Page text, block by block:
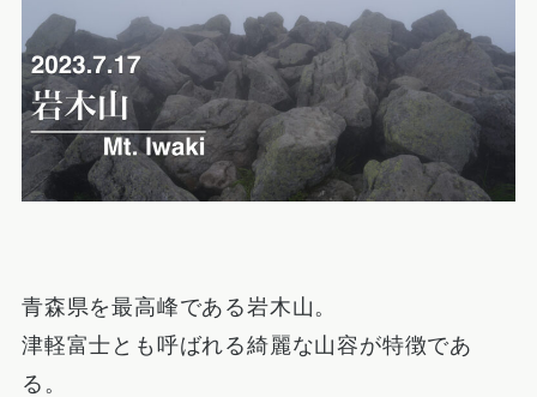
青森県を最高峰である岩木山。
津軽富士とも呼ばれる綺麗な山容が特徴であ
る。